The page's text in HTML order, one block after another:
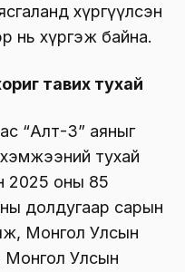
хүргүүлсэн
нь хүргэж байна.
тавих тухай
“Алт-3” аяныг
тухай
2025 оны 85
долдугаар сарын
Монгол Улсын
Монгол Улсын